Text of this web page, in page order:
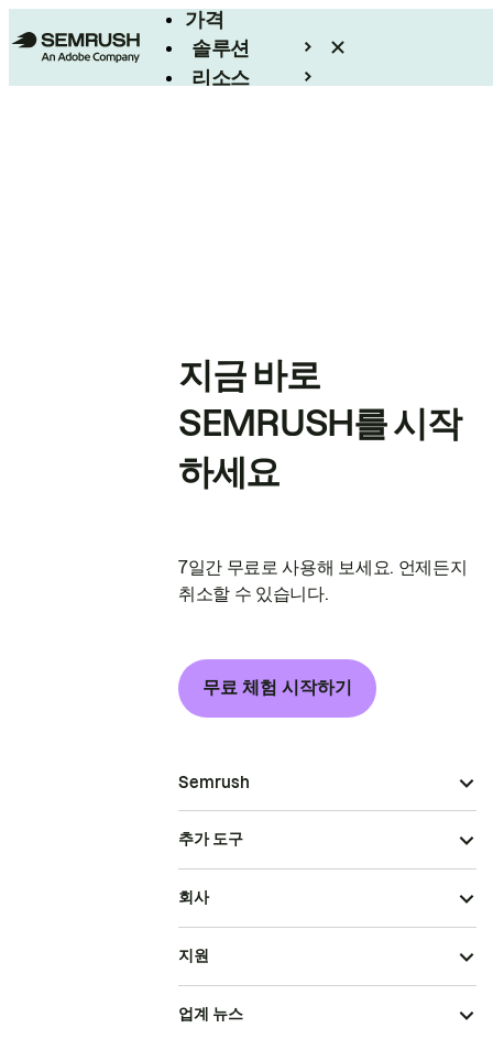
가격
솔루션
리소스
지금 바로
SEMRUSH를 시작
하세요
7일간 무료로 사용해 보세요. 언제든지
취소할 수 있습니다.
무료 체험 시작하기
Semrush
추가 도구
회사
지원
업계 뉴스